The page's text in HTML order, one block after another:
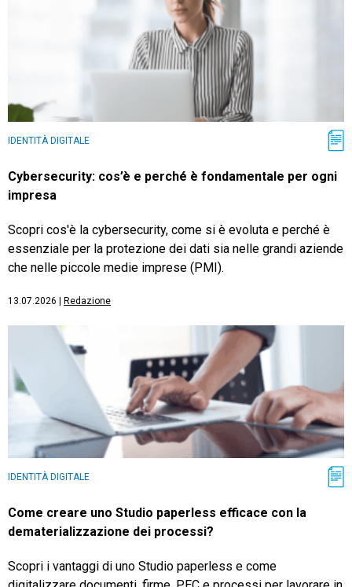
IDENTITÀ DIGITALE
Cybersecurity: cos’è e perché è fondamentale per ogni
impresa
Scopri cos'è la cybersecurity, come si è evoluta e perché è
essenziale per la protezione dei dati sia nelle grandi aziende
che nelle piccole medie imprese (PMI).
13.07.2026 Redazione
IDENTITÀ DIGITALE
Come creare uno Studio paperless efficace con la
dematerializzazione dei processi?
Scopri i vantaggi di uno Studio paperless e come